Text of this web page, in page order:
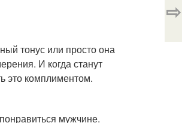
тонус или просто она
И когда станут
это комплиментом.
мужчине.
⇨